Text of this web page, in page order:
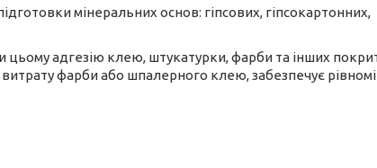
мінеральних основ: гіпсових, гіпсокартонних,
адгезію клею, штукатурки, фарби та інших
фарби або шпалерного клею, забезпечує